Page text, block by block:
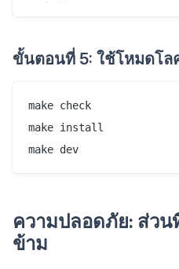
ขั้นตอนที่ 5: ใช้โหมดโล
make check
make install
make dev
ความปลอดภัย: ส่ว
ข้าม